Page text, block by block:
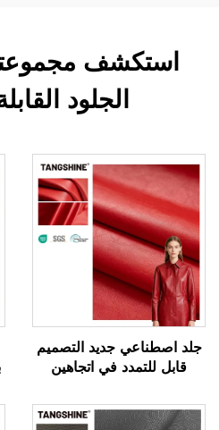
استكشف
الجلود
جلد اصطناعي جديد التصميم
قابل للتمدد في اتجاهين
اصطناعي مخصص